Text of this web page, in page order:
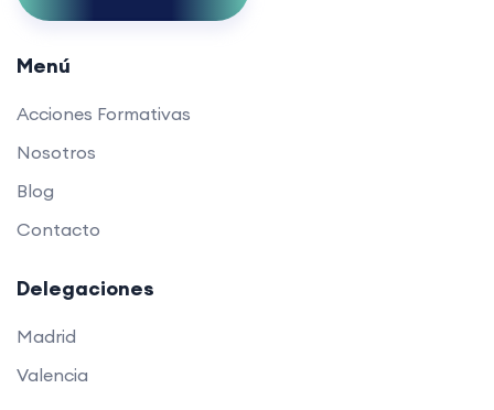
Menú
Acciones Formativas
Nosotros
Blog
Contacto
Delegaciones
Madrid
Valencia